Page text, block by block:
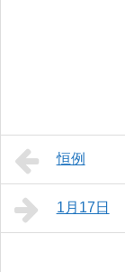
恒例
1月17日